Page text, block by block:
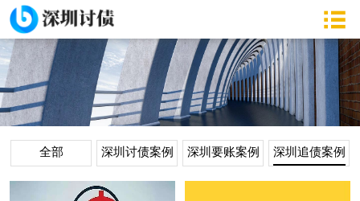
全部 深圳讨债案例 深圳要账案例 深圳追债案例